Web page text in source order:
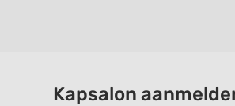
Kapsalon